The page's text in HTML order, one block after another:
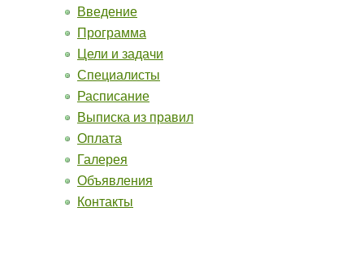
Введение
Программа
Цели и задачи
Специалисты
Расписание
Выписка из правил
Оплата
Галерея
Объявления
Контакты